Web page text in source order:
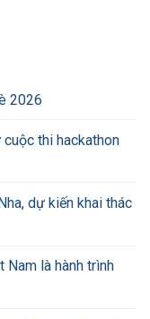
2026
thi hackathon
dự kiến khai thác
Nam là hành trình